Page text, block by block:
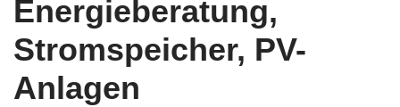
Energieberatung,
Stromspeicher, PV-
Anlagen